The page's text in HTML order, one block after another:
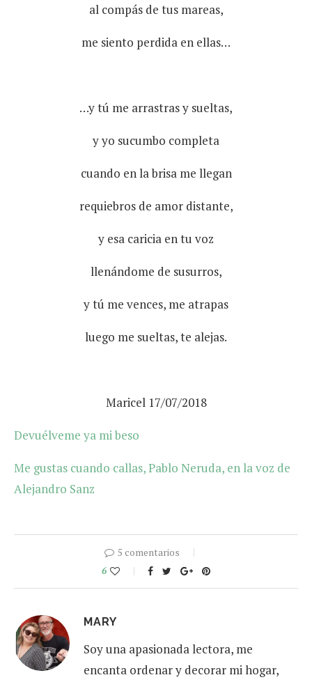
al compás de tus mareas,
me siento perdida en ellas…
…y tú me arrastras y sueltas,
y yo sucumbo completa
cuando en la brisa me llegan
requiebros de amor distante,
y esa caricia en tu voz
llenándome de susurros,
y tú me vences, me atrapas
luego me sueltas, te alejas.
Maricel 17/07/2018
Devuélveme ya mi beso
Me gustas cuando callas, Pablo Neruda, en la voz de
Alejandro Sanz
5 comentarios
6
MARY
Soy una apasionada lectora, me
encanta ordenar y decorar mi hogar,